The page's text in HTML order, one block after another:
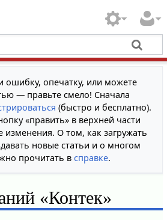
ошибку, опечатку, или можете
— правьте смело! Сначала
(быстро и бесплатно).
«править» в верхней части
изменения. О том, как загружать
новые статьи и о многом
прочитать в справке.
«Контек»